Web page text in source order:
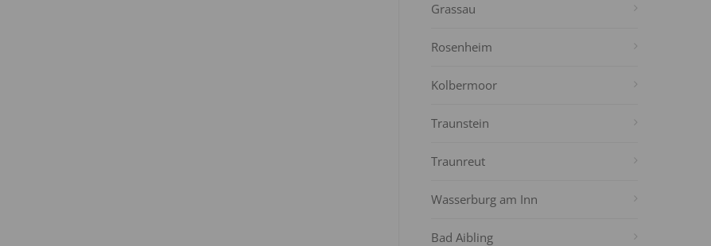
Grassau
Rosenheim
Kolbermoor
Traunstein
Traunreut
Wasserburg am Inn
Bad Aibling